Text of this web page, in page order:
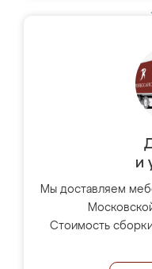
и
Мы доставляем
Стоимость